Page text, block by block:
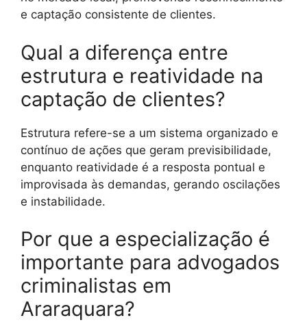
e captação consistente de clientes.
Qual a diferença entre
estrutura e reatividade na
captação de clientes?
Estrutura refere-se a um sistema organizado e
contínuo de ações que geram previsibilidade,
enquanto reatividade é a resposta pontual e
improvisada às demandas, gerando oscilações
e instabilidade.
Por que a especialização é
importante para advogados
criminalistas em
Araraquara?